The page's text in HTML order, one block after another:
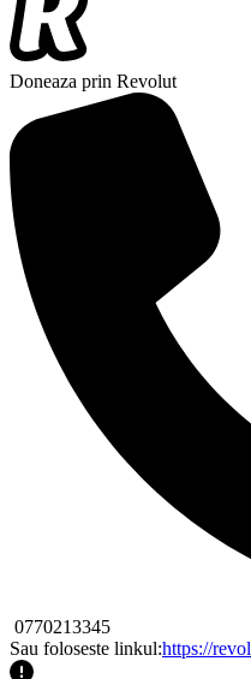
Doneaza prin Revolut
0770213345
Sau foloseste linkul:https://